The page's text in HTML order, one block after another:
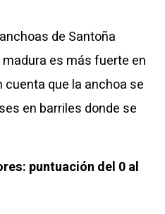
de Santoña
es más fuerte en
cuenta que la anchoa se
en barriles donde se
puntuación del 0 al